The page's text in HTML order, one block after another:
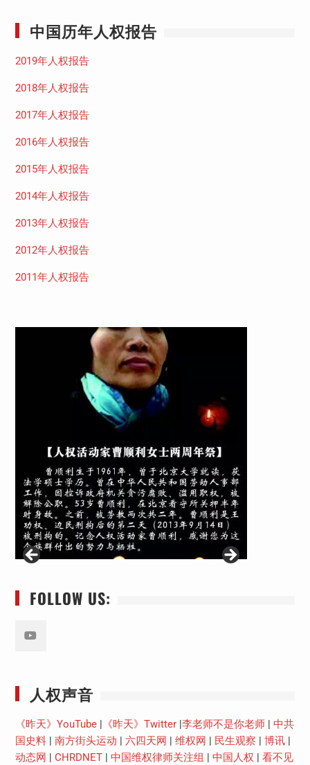
中国历年人权报告
2019年人权报告
2018年人权报告
2017年人权报告
2016年人权报告
2015年人权报告
2014年人权报告
2013年人权报告
2012年人权报告
2011年人权报告
FOLLOW US:
人权声音
《昨天》YouTube| 《昨天》Twitter| 李老师不是你老师| 中共
国史料| 南方街头运动 六四天网 维权网 民生观察 博讯|
动态网
CHRDNET| 中国维权律师关注组 中国人权
看不见